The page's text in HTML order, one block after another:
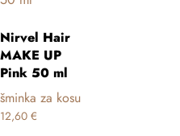
Nirvel Hair
MAKE UP
Pink 50 ml
šminka za kosu
12,60 €